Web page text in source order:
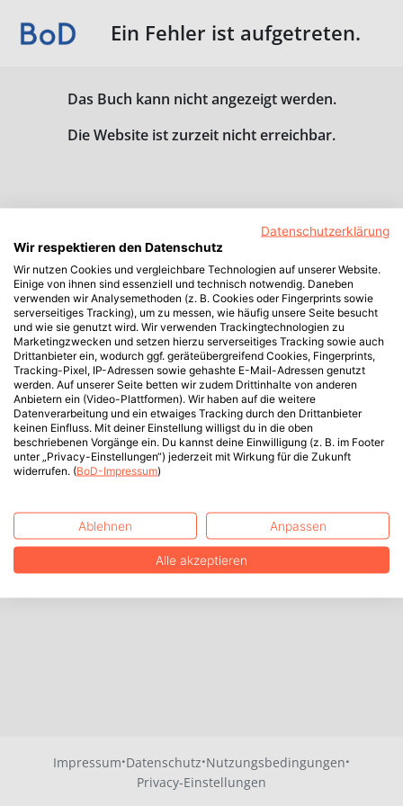
Ein Fehler ist aufgetreten.
Das Buch kann nicht angezeigt werden.
Die Website ist zurzeit nicht erreichbar.
Impressum·Datenschutz·Nutzungsbedingungen·
Privacy-Einstellungen
Datenschutzerklärung
Wir respektieren den Datenschutz
Wir nutzen Cookies und vergleichbare Technologien auf unserer Website.
Einige von ihnen sind essenziell und technisch notwendig. Daneben
verwenden wir Analysemethoden (z. B. Cookies oder Fingerprints sowie
serverseitiges Tracking), um zu messen, wie häufig unsere Seite besucht
und wie sie genutzt wird. Wir verwenden Trackingtechnologien zu
Marketingzwecken und setzen hierzu serverseitiges Tracking sowie auch
Drittanbieter ein, wodurch ggf. geräteübergreifend Cookies, Fingerprints,
Tracking-Pixel, IP-Adressen sowie gehashte E-Mail-Adressen genutzt
werden. Auf unserer Seite betten wir zudem Drittinhalte von anderen
Anbietern ein (Video-Plattformen). Wir haben auf die weitere
Datenverarbeitung und ein etwaiges Tracking durch den Drittanbieter
keinen Einfluss. Mit deiner Einstellung willigst du in die oben
beschriebenen Vorgänge ein. Du kannst deine Einwilligung (z. B. im Footer
unter „Privacy-Einstellungen“) jederzeit mit Wirkung für die Zukunft
widerrufen. (BoD-Impressum)
Ablehnen Anpassen
Alle akzeptieren